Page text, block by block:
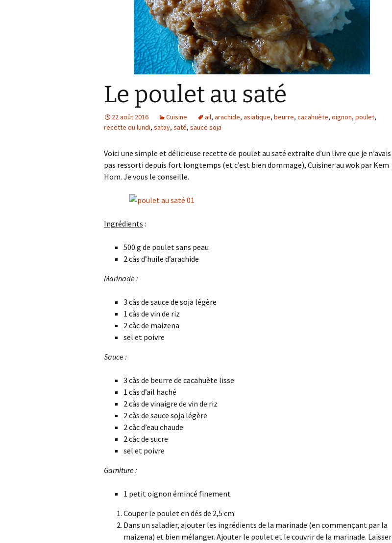
Le poulet au saté
22 août 2016 Cuisine ail, arachide, asiatique, beurre, cacahuète, oignon, poulet,
recette du lundi, satay, saté, sauce soja
Voici une simple et délicieuse recette de poulet au saté extraite d’un livre que je n’avais
pas ressorti depuis fort longtemps (et c’est bien dommage), Cuisiner au wok par Kem
Hom. Je vous le conseille.
Ingrédients :
500 g de poulet sans peau
2 càs d’huile d’arachide
Marinade :
3 càs de sauce de soja légère
1 càs de vin de riz
2 càc de maizena
sel et poivre
Sauce :
3 càs de beurre de cacahuète lisse
1 càs d’ail haché
2 càs de vinaigre de vin de riz
2 càs de sauce soja légère
2 càc d’eau chaude
2 càc de sucre
sel et poivre
Garniture :
1 petit oignon émincé finement
Couper le poulet en dés de 2,5 cm.
Dans un saladier, ajouter les ingrédients de la marinade (en commençant par la
maizena) et bien mélanger. Ajouter le poulet et le couvrir de la marinade. Laisser